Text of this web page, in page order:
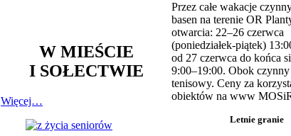
W MIEŚCIE
I SOŁECTWIE
Więcej…
Przez całe wakacje
basen na terenie OR
otwarcia: 22–26 czerwca
(poniedziałek-piątek)
od 27 czerwca do końca
9:00–19:00. Obok
tenisowy. Ceny za
obiektów na www
Letnie granie